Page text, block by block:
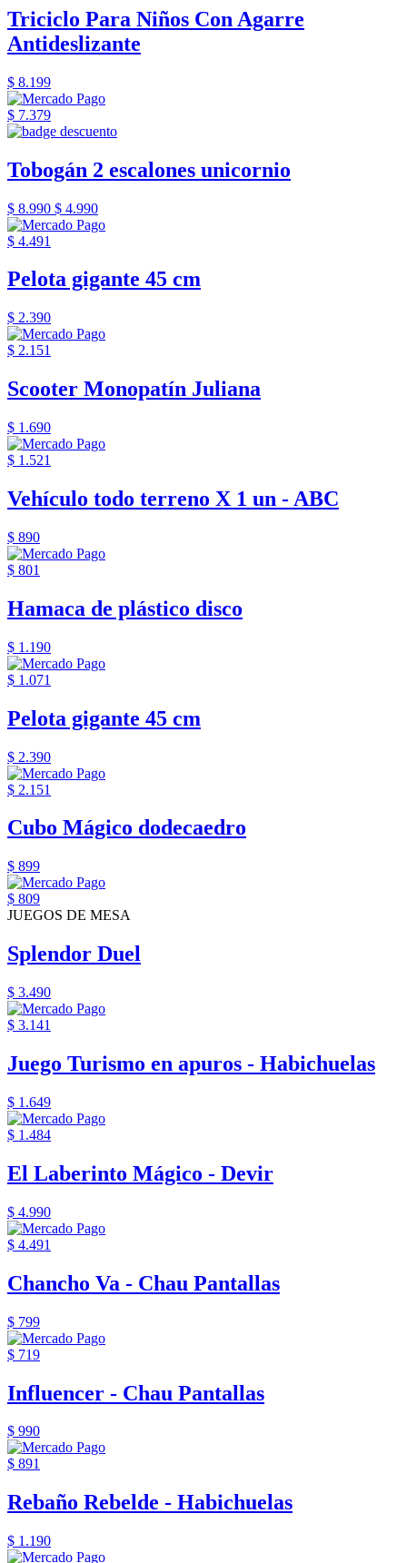
Triciclo Para Niños Con Agarre
Antideslizante
$ 8.199
$ 7.379
Tobogán 2 escalones unicornio
$ 8.990 $ 4.990
$ 4.491
Pelota gigante 45 cm
$ 2.390
$ 2.151
Scooter Monopatín Juliana
$ 1.690
$ 1.521
Vehículo todo terreno X 1 un - ABC
$ 890
$ 801
Hamaca de plástico disco
$ 1.190
$ 1.071
Pelota gigante 45 cm
$ 2.390
$ 2.151
Cubo Mágico dodecaedro
$ 899
$ 809
JUEGOS DE MESA
Splendor Duel
$ 3.490
$ 3.141
Juego Turismo en apuros - Habichuelas
$ 1.649
$ 1.484
El Laberinto Mágico - Devir
$ 4.990
$ 4.491
Chancho Va - Chau Pantallas
$ 799
$ 719
Influencer - Chau Pantallas
$ 990
$ 891
Rebaño Rebelde - Habichuelas
$ 1.190